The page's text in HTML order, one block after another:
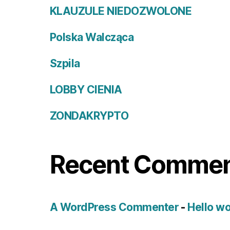
KLAUZULE NIEDOZWOLONE
Polska Walcząca
Szpila
LOBBY CIENIA
ZONDAKRYPTO
Recent
A WordPress Commenter- Hello